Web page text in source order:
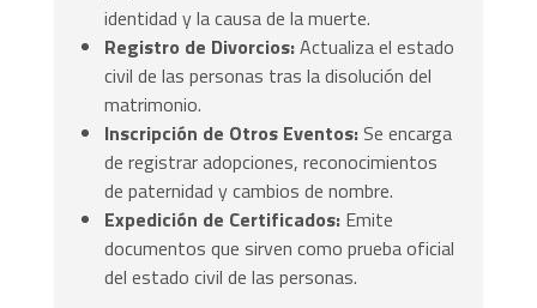
identidad y la causa de la muerte.
Registro de Divorcios:Actualiza el estado
civil de las personas tras la disolución del
matrimonio.
Inscripción de Otros Eventos: Se encarga
de registrar adopciones, reconocimientos
de paternidad y cambios de nombre.
Expedición de Certificados: Emite
documentos que sirven como prueba oficial
del estado civil de las personas.